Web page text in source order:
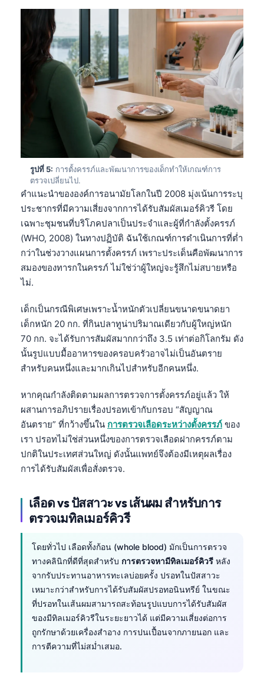
รูปที่ 5: การตั้งครรภ์และพัฒนาการของเด็กทำให้เกณฑ์การ
ตรวจเปลี่ยนไป.
คำแนะนำขององค์การอนามัยโลกในปี 2008 มุ่งเน้นการระบุ
ประชากรที่มีความเสี่ยงจากการได้รับสัมผัสเมอร์คิวรี โดย
เฉพาะชุมชนที่บริโภคปลาเป็นประจำและผู้ที่กำลังตั้งครรภ์
(WHO, 2008) ในทางปฏิบัติ ฉันใช้เกณฑ์การดำเนินการที่ต่ำ
กว่าในช่วงวางแผนการตั้งครรภ์ เพราะประเด็นคือพัฒนาการ
สมองของทารกในครรภ์ ไม่ใช่ว่าผู้ใหญ่จะรู้สึกไม่สบายหรือ
ไม่.
เด็กเป็นกรณีพิเศษเพราะน้ำหนักตัวเปลี่ยนขนาดขนาดยา
เด็กหนัก 20 กก. ที่กินปลาทูน่าปริมาณเดียวกับผู้ใหญ่หนัก
70 กก. จะได้รับการสัมผัสมากกว่าถึง 3.5 เท่าต่อกิโลกรัม ดัง
นั้นรูปแบบมื้ออาหารของครอบครัวอาจไม่เป็นอันตราย
สำหรับคนหนึ่งและมากเกินไปสำหรับอีกคนหนึ่ง.
หากคุณกำลังติดตามผลการตรวจการตั้งครรภ์อยู่แล้ว ให้
ผสานการอภิปรายเรื่องปรอทเข้ากับกรอบ “สัญญาณ
อันตราย” ที่กว้างขึ้นใน การตรวจเลือดระหว่างตั้งครรภ์ ของ
เรา ปรอทไม่ใช่ส่วนหนึ่งของการตรวจเลือดฝากครรภ์ตาม
ปกติในประเทศส่วนใหญ่ ดังนั้นแพทย์จึงต้องมีเหตุผลเรื่อง
การได้รับสัมผัสเพื่อสั่งตรวจ.
เลือด vs ปัสสาวะ vs เส้นผม สำหรับการ
ตรวจเมทิลเมอร์คิวรี
โดยทั่วไป เลือดทั้งก้อน (whole blood) มักเป็นการตรวจ
ทางคลินิกที่ดีที่สุดสำหรับ การตรวจหามีทิลเมอร์คิวรี หลัง
จากรับประทานอาหารทะเลบ่อยครั้ง ปรอทในปัสสาวะ
เหมาะกว่าสำหรับการได้รับสัมผัสปรอทอนินทรีย์ ในขณะ
ที่ปรอทในเส้นผมสามารถสะท้อนรูปแบบการได้รับสัมผัส
ของมีทิลเมอร์คิวรีในระยะยาวได้ แต่มีความเสี่ยงต่อการ
ถูกรักษาด้วยเครื่องสำอาง การปนเปื้อนจากภายนอก และ
การตีความที่ไม่สม่ำเสมอ.